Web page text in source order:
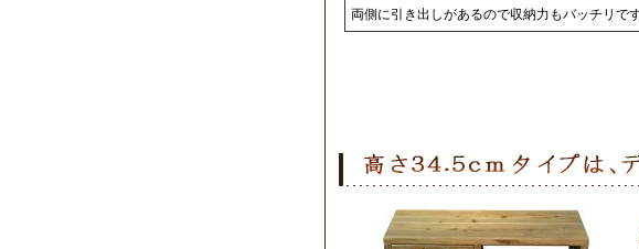
両側に引き出しがあるので収納力もバッチリです